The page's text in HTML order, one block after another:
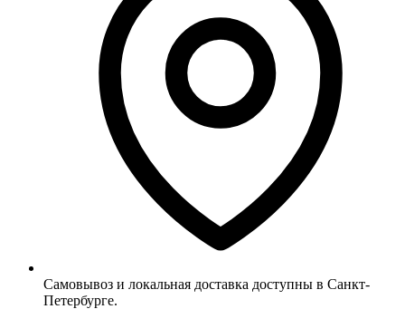
Самовывоз и локальная доставка доступны в Санкт-
Петербурге.